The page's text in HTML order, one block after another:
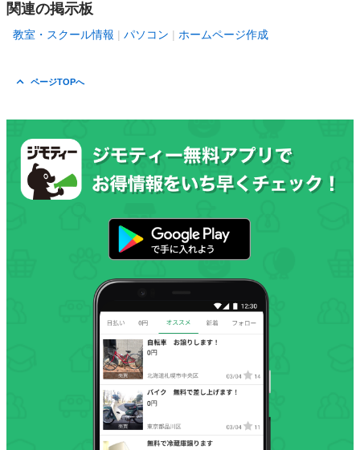
関連の掲示板
教室・スクール情報 パソコン ホームページ作成
ページTOPへ